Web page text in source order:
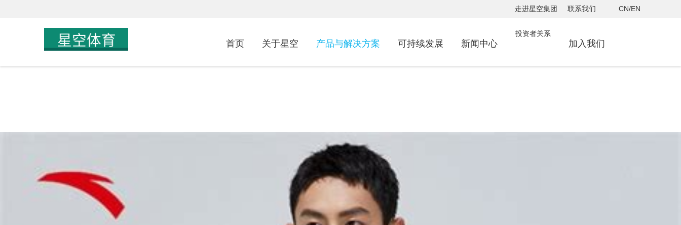
走进星空集团 联系我们 CN/EN
首页 关于星空 产品与解决方案 可持续发展 新闻中心
投资者关系
加入我们